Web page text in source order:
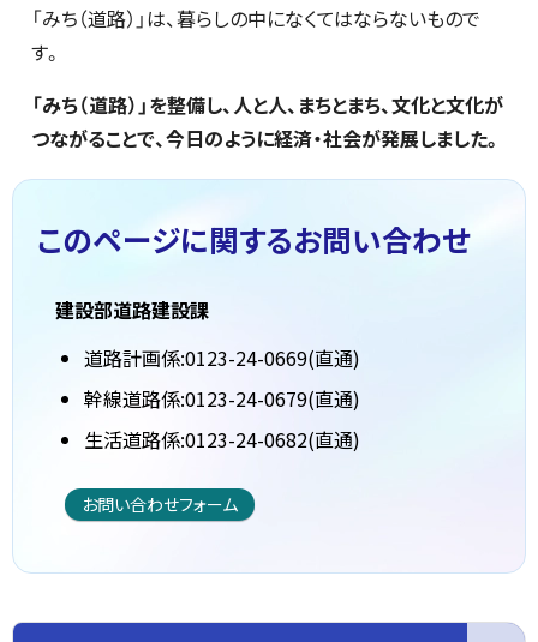
「みち（道路）」は、暮らしの中になくてはならないもので
す。
「みち（道路）」を整備し、人と人、まちとまち、文化と文化が
つながることで、今日のように経済・社会が発展しました。
このページに関するお問い合わせ
建設部道路建設課
道路計画係:0123-24-0669(直通)
幹線道路係:0123-24-0679(直通)
生活道路係:0123-24-0682(直通)
お問い合わせフォーム